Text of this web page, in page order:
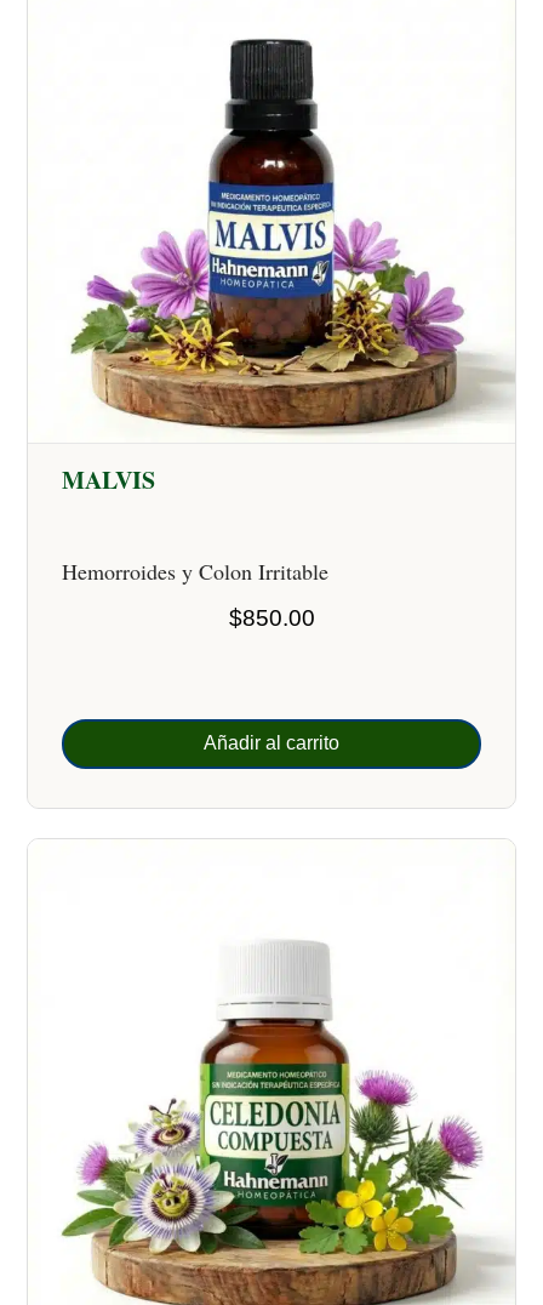
MALVIS
Hemorroides y Colon Irritable
$850.00
Añadir al carrito